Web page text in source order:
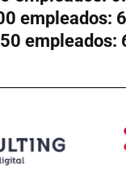
empleados:
empleados: